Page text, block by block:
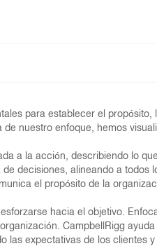
para establecer el propósito,
nuestro enfoque, hemos
a la acción, describiendo lo
decisiones, alineando a todos
el propósito de la
hacia el objetivo.
CampbellRigg
las expectativas de los clientes